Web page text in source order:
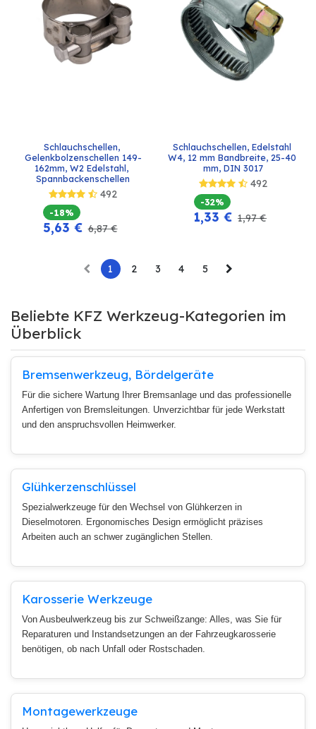
Schlauchschellen,
Gelenkbolzenschellen 149-
162mm, W2 Edelstahl,
Spannbackenschellen
492
-18%
5,63 € 6,87€
Schlauchschellen, Edelstahl
W4, 12 mm Bandbreite, 25-40
mm, DIN 3017
492
-32%
1,33 € 1,97€
1 2 3 4 5
Beliebte KFZ Werkzeug-Kategorien im
Überblick
Bremsenwerkzeug, Bördelgeräte
Für die sichere Wartung Ihrer Bremsanlage und das professionelle
Anfertigen von Bremsleitungen. Unverzichtbar für jede Werkstatt
und den anspruchsvollen Heimwerker.
Glühkerzenschlüssel
Spezialwerkzeuge für den Wechsel von Glühkerzen in
Dieselmotoren. Ergonomisches Design ermöglicht präzises
Arbeiten auch an schwer zugänglichen Stellen.
Karosserie Werkzeuge
Von Ausbeulwerkzeug bis zur Schweißzange: Alles, was Sie für
Reparaturen und Instandsetzungen an der Fahrzeugkarosserie
benötigen, ob nach Unfall oder Rostschaden.
Montagewerkzeuge